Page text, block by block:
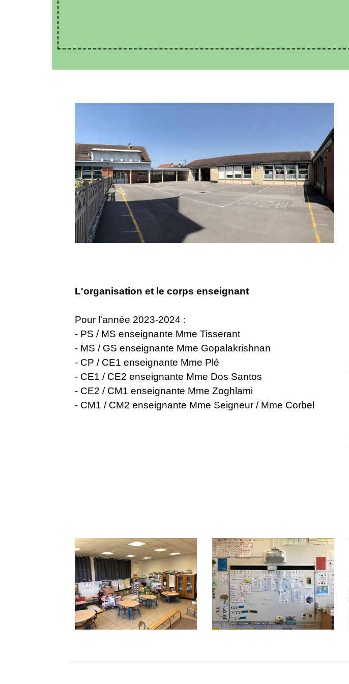
L'organisation et le corps enseignant
Pour l'année 2023-2024 :
- PS / MS enseignante Mme Tisserant
- MS / GS enseignante Mme Gopalakrishnan
- CP / CE1 enseignante Mme Plé
- CE1 / CE2 enseignante Mme Dos Santos
- CE2 / CM1 enseignante Mme Zoghlami
- CM1 / CM2 enseignante Mme Seigneur / Mme Corbel